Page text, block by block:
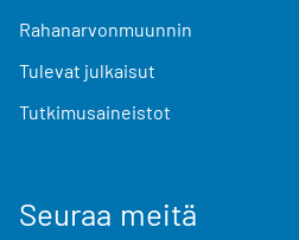
Rahanarvonmuunnin
Tulevat julkaisut
Tutkimusaineistot
Seuraa meitä